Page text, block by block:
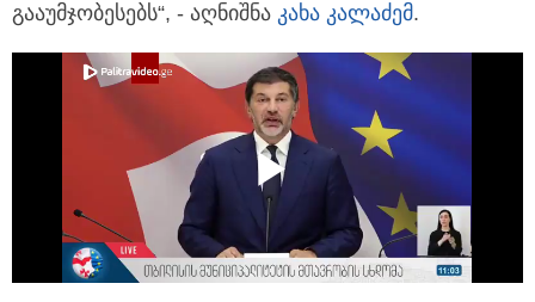
გააუმჯობესებს“, - აღნიშნა კახა კალაძემ.
Play